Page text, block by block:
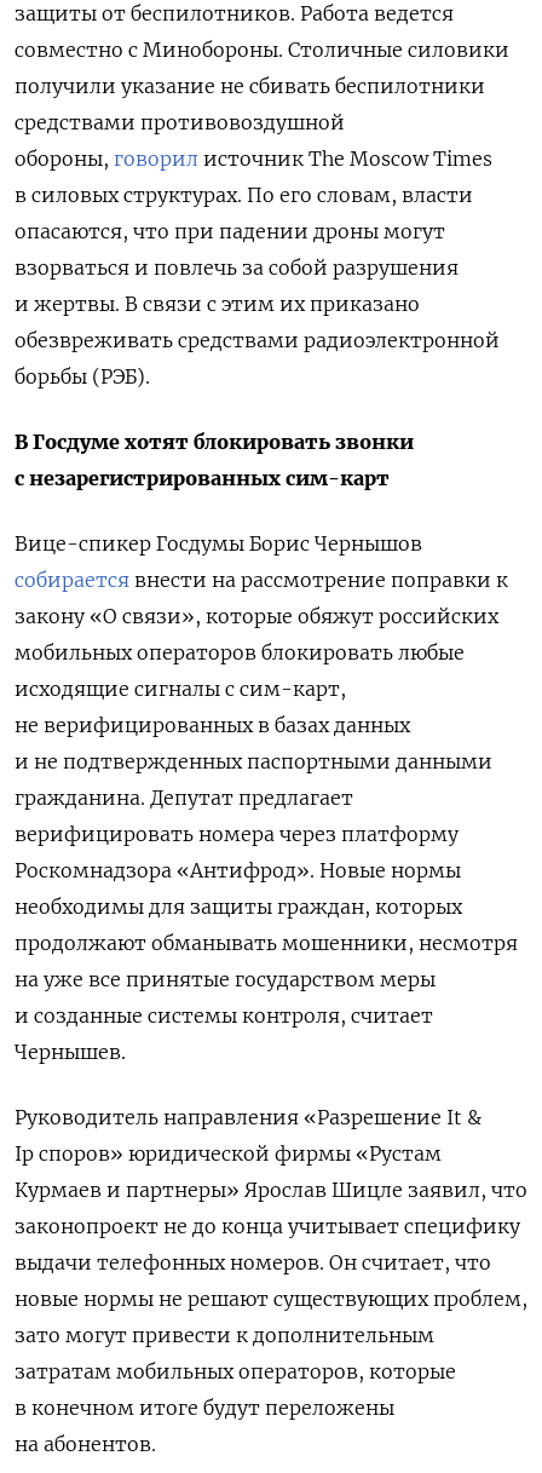
защиты от беспилотников. Работа ведется
совместно с Минобороны. Столичные силовики
получили указание не сбивать беспилотники
средствами противовоздушной
обороны, говорил источник The Moscow Times
в силовых структурах. По его словам, власти
опасаются, что при падении дроны могут
взорваться и повлечь за собой разрушения
и жертвы. В связи с этим их приказано
обезвреживать средствами радиоэлектронной
борьбы (РЭБ).
В Госдуме хотят блокировать звонки
с незарегистрированных сим-карт
Вице-спикер Госдумы Борис Чернышов
собирается внести на рассмотрение поправки к
закону «О связи», которые обяжут российских
мобильных операторов блокировать любые
исходящие сигналы с сим-карт,
не верифицированных в базах данных
и не подтвержденных паспортными данными
гражданина. Депутат предлагает
верифицировать номера через платформу
Роскомнадзора «Антифрод». Новые нормы
необходимы для защиты граждан, которых
продолжают обманывать мошенники, несмотря
на уже все принятые государством меры
и созданные системы контроля, считает
Чернышев.
Руководитель направления «Разрешение It &
Ip споров» юридической фирмы «Рустам
Курмаев и партнеры» Ярослав Шицле заявил, что
законопроект не до конца учитывает специфику
выдачи телефонных номеров. Он считает, что
новые нормы не решают существующих проблем,
зато могут привести к дополнительным
затратам мобильных операторов, которые
в конечном итоге будут переложены
на абонентов.